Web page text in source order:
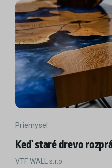
Priemysel
Keď staré drevo
VTF WALL s.r.o